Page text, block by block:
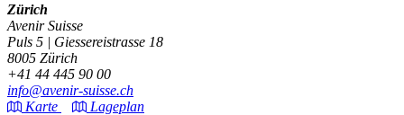
Zürich
Avenir Suisse
Puls 5 | Giessereistrasse 18
8005 Zürich
+41 44 445 90 00
info@avenir-suisse.ch
Karte
Lageplan